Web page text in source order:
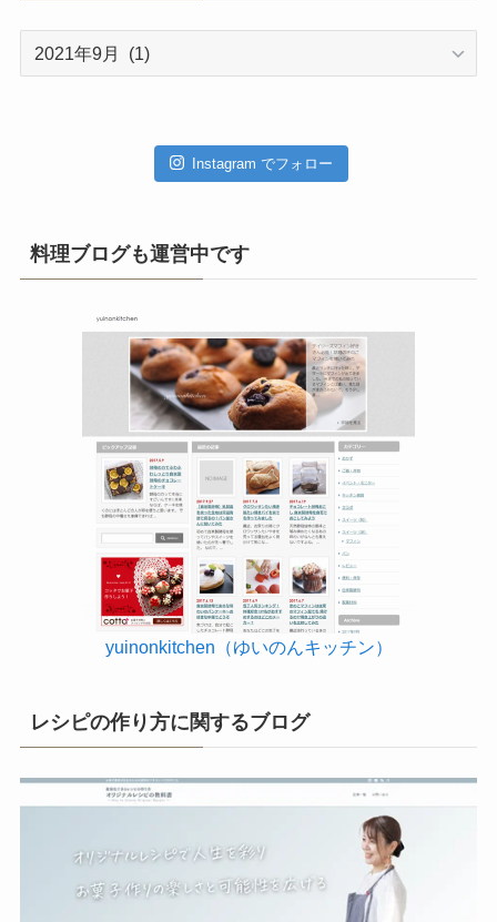
Instagram でフォロー
料理ブログも運営中です
yuinonkitchen（ゆいのんキッチン）
レシピの作り方に関するブログ